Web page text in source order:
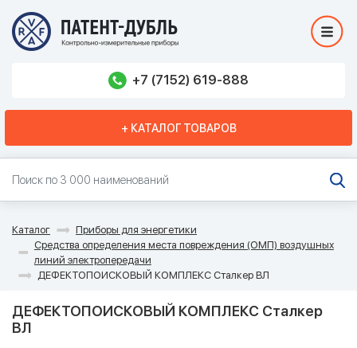
+7 (7152) 619-888
+ КАТАЛОГ ТОВАРОВ
Каталог
Приборы для энергетики
Средства определения места повреждения (ОМП) воздушных
линий электропередачи
ДЕФЕКТОПОИСКОВЫЙ КОМПЛЕКС Сталкер ВЛ
ДЕФЕКТОПОИСКОВЫЙ КОМПЛЕКС Сталкер
ВЛ